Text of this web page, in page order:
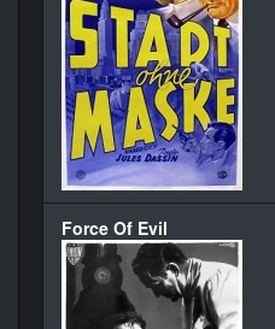
Force Of Evil